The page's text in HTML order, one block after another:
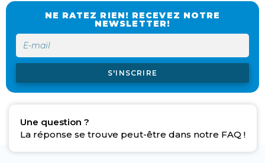
NE RATEZ RIEN! RECEVEZ NOTRE
NEWSLETTER!
S'INSCRIRE
Une question ?
La réponse se trouve peut-être dans notre FAQ !